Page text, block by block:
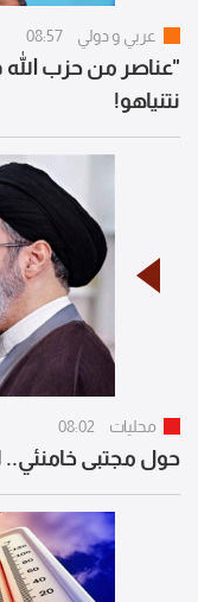
عربي و دولي 08:57
"عناصر من حزب
نتنياهو!
محليات 08:02
حول مجتبى